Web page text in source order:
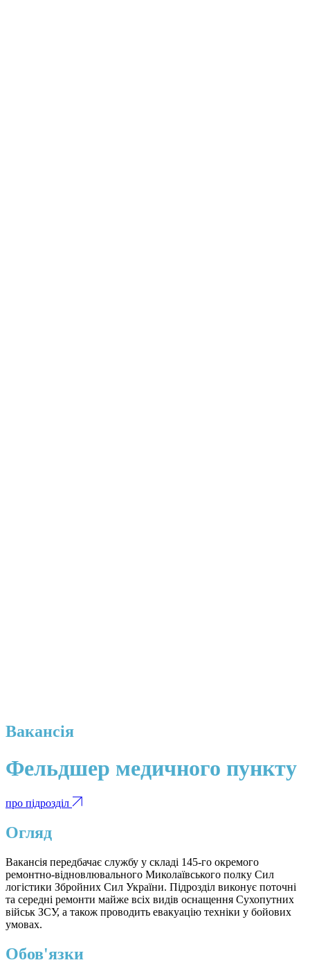
Вакансія
Фельдшер медичного пункту
про підрозділ
Огляд
Вакансія передбачає службу у складі 145-го окремого
ремонтно-відновлювального Миколаївського полку Сил
логістики Збройних Сил України. Підрозділ виконує поточні
та середні ремонти майже всіх видів оснащення Сухопутних
військ ЗСУ, а також проводить евакуацію техніки у бойових
умовах.
Обов'язки